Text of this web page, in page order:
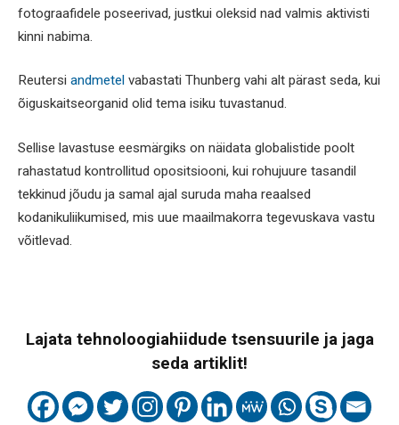
fotograafidele poseerivad, justkui oleksid nad valmis aktivisti
kinni nabima.
Reutersi andmetel vabastati Thunberg vahi alt pärast seda, kui
õiguskaitseorganid olid tema isiku tuvastanud.
Sellise lavastuse eesmärgiks on näidata globalistide poolt
rahastatud kontrollitud opositsiooni, kui rohujuure tasandil
tekkinud jõudu ja samal ajal suruda maha reaalsed
kodanikuliikumised, mis uue maailmakorra tegevuskava vastu
võitlevad.
Lajata tehnoloogiahiidude tsensuurile ja jaga
seda artiklit!